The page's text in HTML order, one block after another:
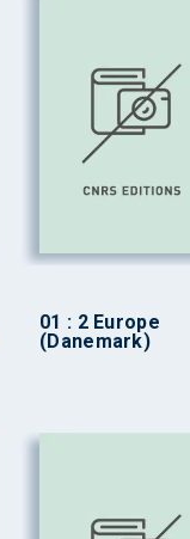
01 : 2 Europe
(Danemark)